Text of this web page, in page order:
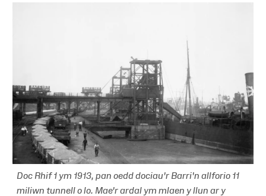
Doc Rhif 1 ym 1913, pan oedd dociau'r Barri'n allforio 11
miliwn tunnell o lo. Mae'r ardal ym mlaen y llun ar y